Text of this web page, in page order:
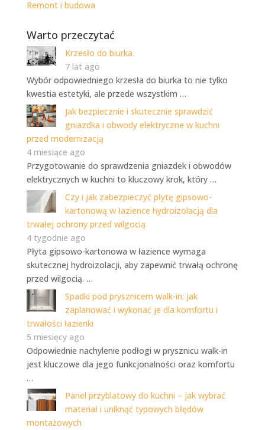
Remont i budowa
Warto przeczytać
Krzesło do biurka.
7 lat ago
Wybór odpowiedniego krzesła do biurka to nie tylko
kwestia estetyki, ale przede wszystkim …
Jak bezpiecznie i skutecznie sprawdzić
gniazdka i obwody elektryczne w kuchni
przed modernizacją
4 miesiące ago
Przygotowanie do sprawdzenia gniazdek i obwodów
elektrycznych w kuchni to kluczowy krok, który …
Czy i jak zabezpieczyć płytę gipsowo-
kartonową w łazience hydroizolacją dla
trwałej ochrony przed wilgocią
4 tygodnie ago
Płyta gipsowo-kartonowa w łazience wymaga
skutecznej hydroizolacji, aby zapewnić trwałą ochronę
przed wilgocią. …
Spadki pod prysznicem walk-in: jak
zaplanować i wykonać je dla komfortu i
trwałości łazienki
5 miesięcy ago
Odpowiednie nachylenie podłogi w prysznicu walk-in
jest kluczowe dla jego funkcjonalności oraz komfortu
…
Panel przyblatowy do kuchni – jak wybrać
materiał i uniknąć typowych błędów
montażowych